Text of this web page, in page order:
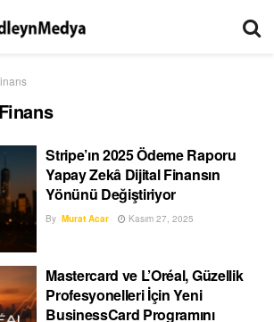
Stripe’ın 2025 Ödeme Raporu
Yapay Zekâ Dijital Finansın
Yönünü Değiştiriyor
By Murat Acar Kasım 27, 2025
Mastercard ve L’Oréal, Güzellik
Profesyonelleri İçin Yeni
BusinessCard Programını